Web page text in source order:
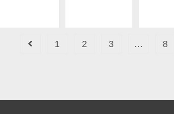
1 2 3 … 8